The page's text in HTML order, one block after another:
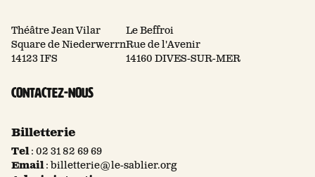
Théâtre Jean Vilar
Square de Niederwerrn
14123 IFS
Le Beffroi
Rue de l'Avenir
14160 DIVES-SUR-MER
Contactez-nous
Billetterie
Tel: 02 31 82 69 69
Email:billetterie@le-sablier.org